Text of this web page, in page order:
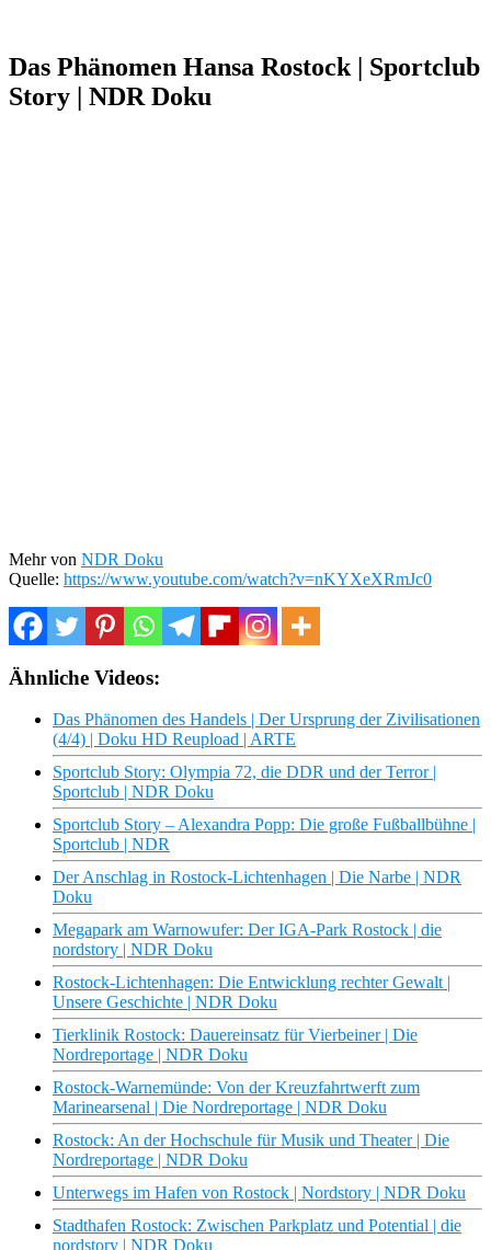
Das Phänomen Hansa Rostock | Sportclub
Story | NDR Doku
Mehr von NDR Doku
Quelle: https://www.youtube.com/watch?v=nKYXeXRmJc0
Ähnliche Videos:
Das Phänomen des Handels | Der Ursprung der Zivilisationen
(4/4) | Doku HD Reupload | ARTE
Sportclub Story: Olympia 72, die DDR und der Terror |
Sportclub | NDR Doku
Sportclub Story – Alexandra Popp: Die große Fußballbühne |
Sportclub | NDR
Der Anschlag in Rostock-Lichtenhagen | Die Narbe | NDR
Doku
Megapark am Warnowufer: Der IGA-Park Rostock | die
nordstory | NDR Doku
Rostock-Lichtenhagen: Die Entwicklung rechter Gewalt |
Unsere Geschichte | NDR Doku
Tierklinik Rostock: Dauereinsatz für Vierbeiner | Die
Nordreportage | NDR Doku
Rostock-Warnemünde: Von der Kreuzfahrtwerft zum
Marinearsenal | Die Nordreportage | NDR Doku
Rostock: An der Hochschule für Musik und Theater | Die
Nordreportage | NDR Doku
Unterwegs im Hafen von Rostock | Nordstory | NDR Doku
Stadthafen Rostock: Zwischen Parkplatz und Potential | die
nordstory | NDR Doku